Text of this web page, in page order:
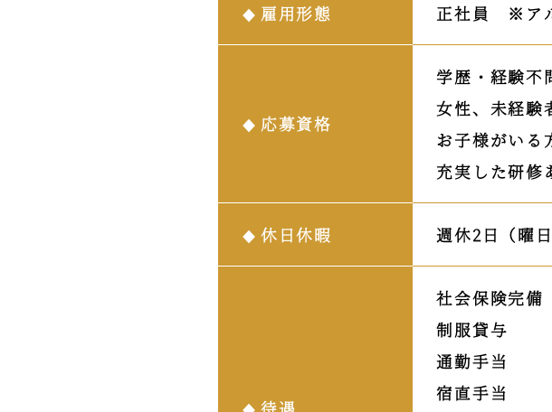
雇用形態 正社員 ※ア
応募資格
学歴・経験不
女性、未経験
お子様がいる
充実した研修
休日休暇 週休2日（曜
社会保険完備
制服貸与
通勤手当
宿直手当